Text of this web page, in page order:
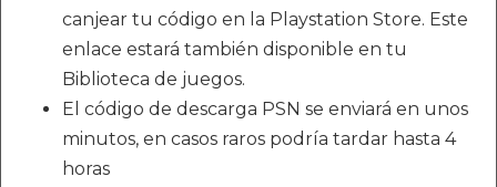
canjear tu código en la Playstation Store. Este
enlace estará también disponible en tu
Biblioteca de juegos.
El código de descarga PSN se enviará en unos
minutos, en casos raros podría tardar hasta 4
horas